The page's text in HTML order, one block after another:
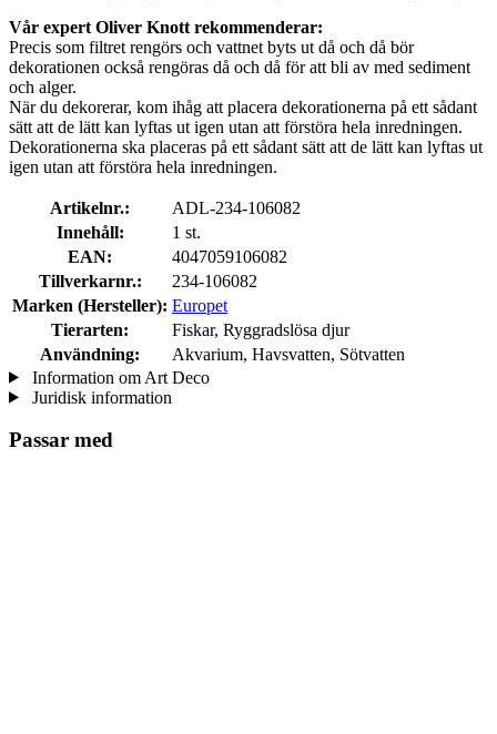
Vår expert Oliver Knott rekommenderar:
Precis som filtret rengörs och vattnet byts ut då och då bör
dekorationen också rengöras då och då för att bli av med sediment
och alger.
När du dekorerar, kom ihåg att placera dekorationerna på ett sådant
sätt att de lätt kan lyftas ut igen utan att förstöra hela inredningen.
Dekorationerna ska placeras på ett sådant sätt att de lätt kan lyftas ut
igen utan att förstöra hela inredningen.
Artikelnr.:
ADL-234-106082
Innehåll:
1 st.
EAN:
4047059106082
Tillverkarnr.:
234-106082
Marken (Hersteller): Europet
Tierarten:
Fiskar, Ryggradslösa djur
Användning:
Akvarium, Havsvatten, Sötvatten
Information om Art Deco
Juridisk information
Passar med